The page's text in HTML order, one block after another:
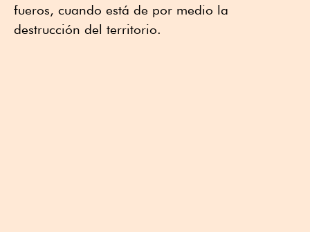
fueros, cuando está de por medio la
destrucción del territorio.